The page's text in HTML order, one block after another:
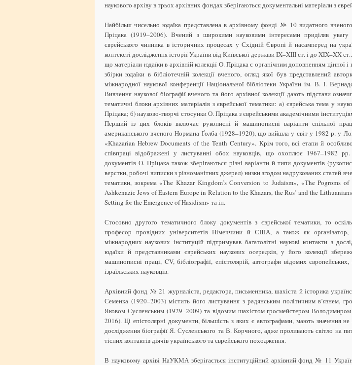
наукового архіву в трьох архівних фондах зберігаються документальні матеріали з
Найбільш чисельно юдаїка представлена в архівному фонді № 10 видатного
Пріцака (1919–2006). Вчений з широкими науковими інтересами приділяв
єврейського чинника в історичних процесах у Східній Європі й насамперед на
контексті дослідження історії України від Київської держави IX–XIII ст. і до XIX–XX
що матеріали юдаїки в архівній колекції О. Пріцака є органічним доповненням цінної і
збірки юдаїки в бібліотечній колекції вченого, огляд якої був представлений
міжнародної наукової конференції Національної бібліотеки України ім. В. І.
Вивчення наукової біографії вченого та його архівної колекції дають підстави
тематичні блоки архівних матеріалів з єврейської тематики: а) єврейська тема у
Пріцака; б) науково-творчі стосунки О. Пріцака з єврейськими академічними
Перший із цих блоків включає рукописні й машинописні варіанти спільної
американського вченого Нормана Ґолба (1928–1920), що вийшла у світ у 1982 р. у
«Khazarian Hebrew Documents of the Tenth Century». Крім того, всі етапи й
співпраці відображені у листуванні обох науковців, що охоплює 1967–1982
документів О. Пріцака також зберігаються різні варіанти й типи документів
верстки, робочі виписки з різноманітних джерел) низки згодом надрукованих статей
тематики, зокрема «The Khazar Kingdom’s Conversion to Judaism», «The Pogroms
Ashkenazic Jews of Eastern Europe in Relation to the Khazars, the Rus’ and the
Setting for the Emergence of Hasidism» та ін.
Стосовно другого тематичного блоку документів з єврейської тематики, то
професор провідних університетів Німеччини й США, а також як організатор,
міжнародних наукових інституцій підтримував багатолітні наукові контакти з
юдаїки й представниками єврейських наукових осередків, у його колекції
машинописні праці, CV, бібліографії, епістолярій, автографи відомих
ізраїльських науковців.
Архівний фонд № 21 журналіста, редактора, письменника, шахіста й історика
Семенка (1920–2003) містить його листування з радянським політичним в’язнем,
Яковом Сусленським (1929–2009) та відомим шахістом-гросмейстером
2016). Ці епістолярні документи, більшість з яких є автографами, мають значення не
дослідження біографії Я. Сусленського та В. Корчного, адже проливають світло на
тісних контактів діячів українського та єврейського походження.
В науковому архіві НаУКМА зберігається інституційний архівний фонд № 11